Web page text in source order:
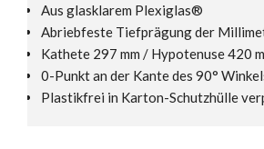
Aus glasklarem Plexiglas®
Abriebfeste Tiefprägung der
Kathete 297 mm / Hypotenuse 420
0-Punkt an der Kante des 90°
Plastikfrei in Karton-Schutzhülle